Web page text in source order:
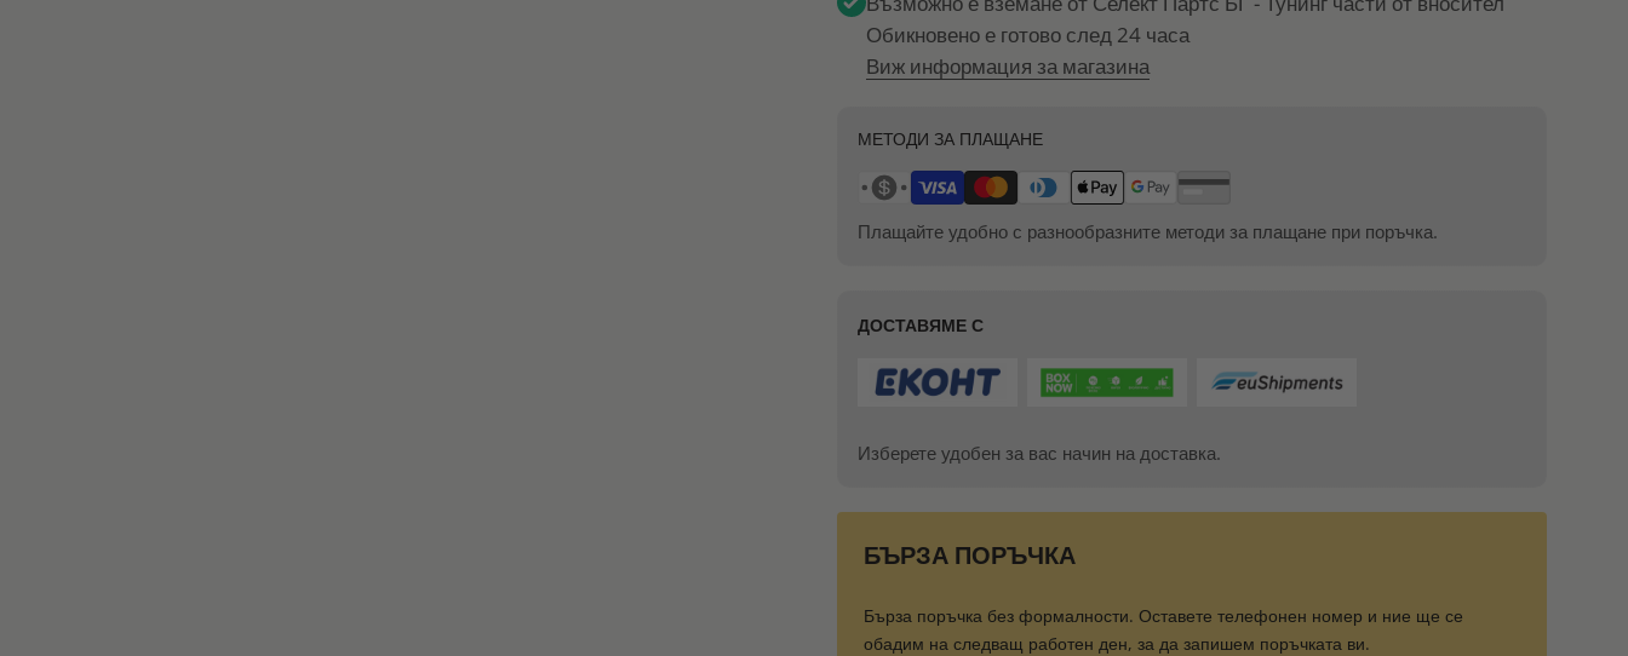
Обикновено е готово след 24 часа
Виж информация за магазина
МЕТОДИ ЗА ПЛАЩАНЕ
Плащайте удобно с разнообразните методи за плащане при поръчка.
ДОСТАВЯМЕ С
Изберете удобен за вас начин на доставка.
БЪРЗА ПОРЪЧКА
Бърза поръчка без формалности. Оставете телефонен номер и ние ще се
обадим на следващ работен ден, за да запишем поръчката ви.